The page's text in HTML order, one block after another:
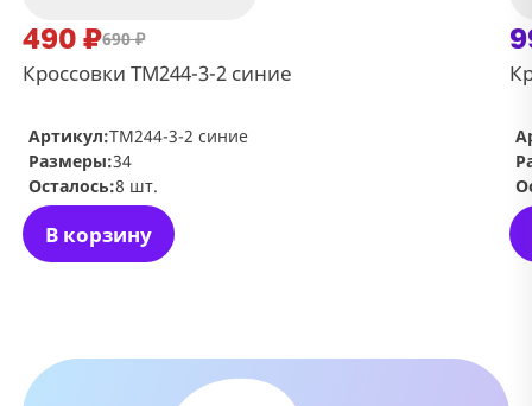
490 ₽690 ₽
Кроссовки TM244-3-2 синие
В корзину
Артикул:TM244-3-2 синие
Размеры:34
Осталось:8 шт.